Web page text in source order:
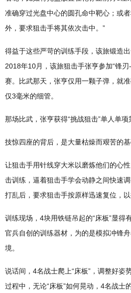
准确穿过光盘中心的圆孔命中靶心；或
外，要求狙击手将其依次击中。”
得益于这些严苛的训练手段，该旅锻造
2018年10月，该旅狙击手张亨参加“锋
赛。比武那天，张亨仅用一颗子弹，就
仅3毫米的细管。
那场比武，张亨获得“挑战狙击”单人单项
技惊四座的背后，是大量枯燥而艰苦的
让狙击手用针线穿大米以磨炼他们的心
击训练，逼着狙击手学会动静之间快速
打乱后，要求狙击手按原样迅速复位，
训练现场，4块用铁链吊起的“床板”显得
官兵自创的训练器材，为的是模拟冲锋
境。
说话间，4名战士爬上“床板”，调整好姿
过程中，无论“床板”如何晃动，4名战士